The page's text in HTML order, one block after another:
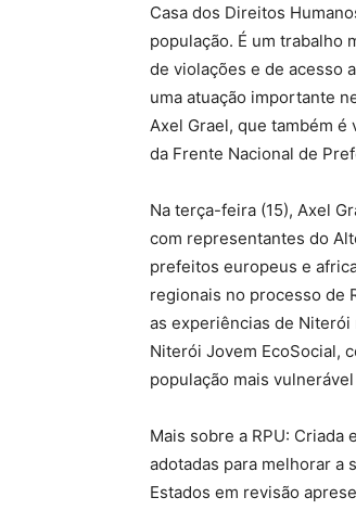
Casa dos Direitos
população. É um trabalho
de violações e de acesso
uma atuação importante
Axel Grael, que também
da Frente Nacional de
Na terça-feira (15), Axel
com representantes do
prefeitos europeus e
regionais no processo de
as experiências de Niterói
Niterói Jovem EcoSocial,
população mais
Mais sobre a RPU: Criada
adotadas para melhorar a
Estados em revisão